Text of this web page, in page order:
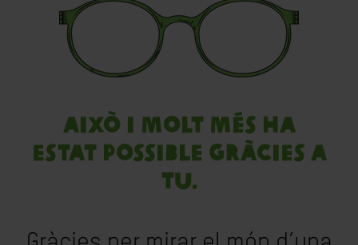
Això i molt més ha
estat possible gràcies a
tu.